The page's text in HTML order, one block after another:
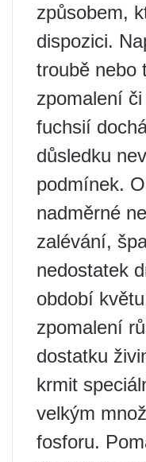
způsobem,
dispozici.
troubě nebo
zpomalení
fuchsií
důsledku
podmínek.
nadměrné
zalévání,
nedostatek
období
zpomalení
dostatku
krmit
velkým
fosforu.